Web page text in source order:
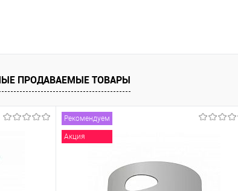
ПРОДАВАЕМЫЕ ТОВАРЫ
Рекомендуем
Акция